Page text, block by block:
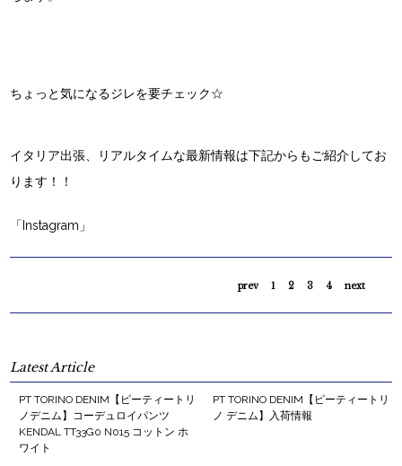
ちょっと気になるジレを要チェック☆
イタリア出張、リアルタイムな最新情報は下記からもご紹介してお
ります！！
「Instagram」
prev 1 2 3 4 next
Latest Article
PT TORINO DENIM【ピーティートリ
ノデニム】コーデュロイパンツ
KENDAL TT33G0 N015 コットン ホ
ワイト
PT TORINO DENIM【ピーティートリ
ノ デニム】入荷情報